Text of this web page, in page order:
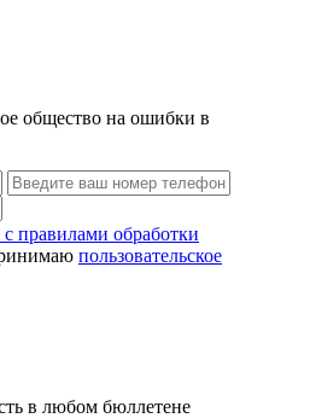
общество на ошибки в
с правилами обработки
пользовательское
в любом бюллетене